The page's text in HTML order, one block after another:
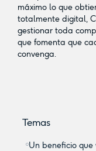
máximo lo que
totalmente digital,
gestionar toda
que fomenta que
convenga.
Temas
Un beneficio